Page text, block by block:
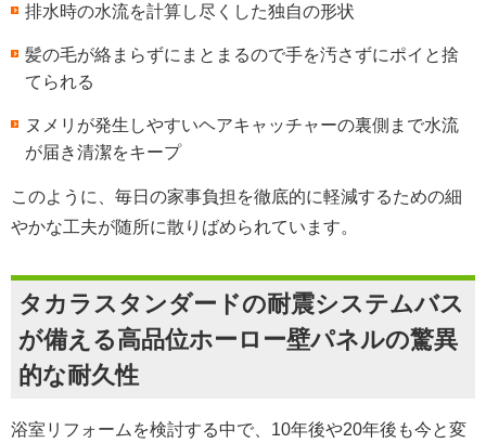
排水時の水流を計算し尽くした独自の形状
髪の毛が絡まらずにまとまるので手を汚さずにポイと捨
てられる
ヌメリが発生しやすいヘアキャッチャーの裏側まで水流
が届き清潔をキープ
このように、毎日の家事負担を徹底的に軽減するための細
やかな工夫が随所に散りばめられています。
タカラスタンダードの耐震システムバス
が備える高品位ホーロー壁パネルの驚異
的な耐久性
浴室リフォームを検討する中で、10年後や20年後も今と変